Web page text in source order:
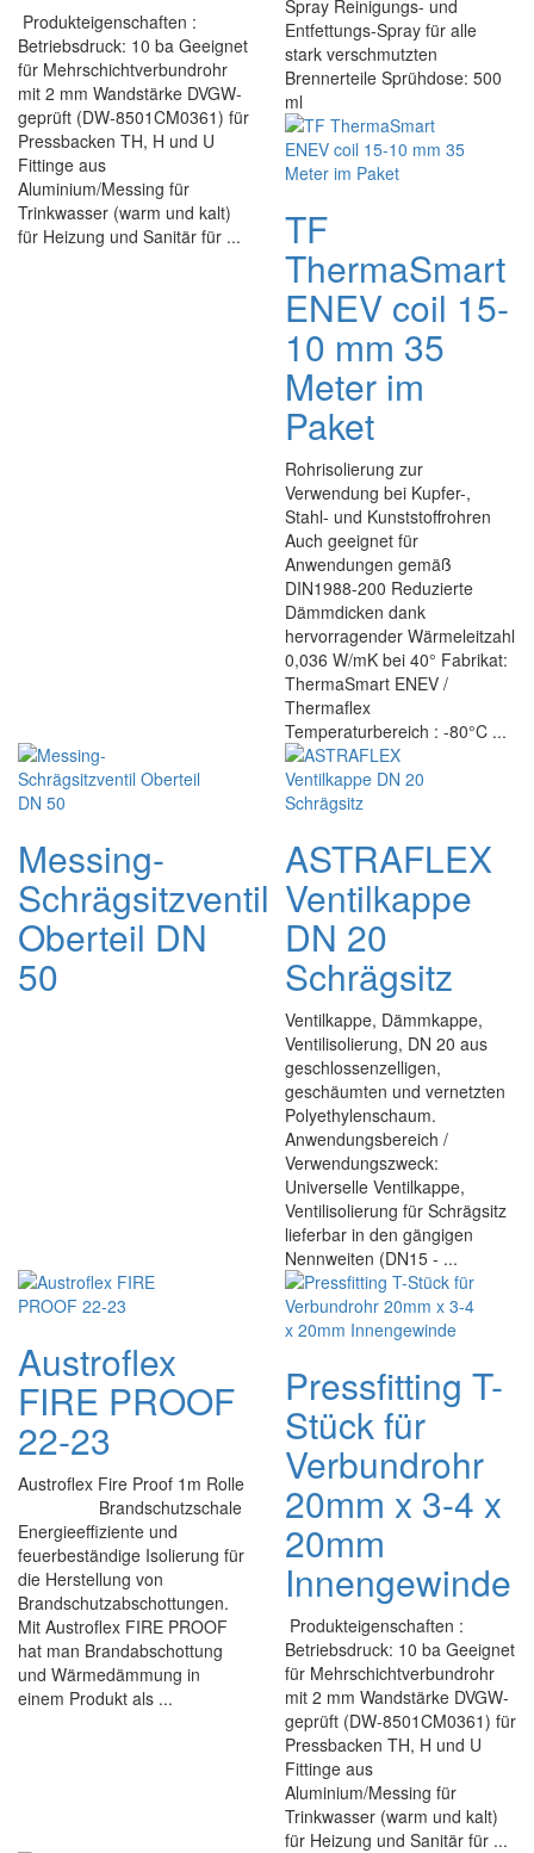
Produkteigenschaften :
Betriebsdruck: 10 ba Geeignet
für Mehrschichtverbundrohr
mit 2 mm Wandstärke DVGW-
geprüft (DW-8501CM0361) für
Pressbacken TH, H und U
Fittinge aus
Aluminium/Messing für
Trinkwasser (warm und kalt)
für Heizung und Sanitär für ...
Spray Reinigungs- und
Entfettungs-Spray für alle
stark verschmutzten
Brennerteile Sprühdose: 500
ml
TF
ThermaSmart
ENEV coil 15-
10 mm 35
Meter im
Paket
Rohrisolierung zur
Verwendung bei Kupfer-,
Stahl- und Kunststoffrohren
Auch geeignet für
Anwendungen gemäß
DIN1988-200 Reduzierte
Dämmdicken dank
hervorragender Wärmeleitzahl
0,036 W/mK bei 40° Fabrikat:
ThermaSmart ENEV /
Thermaflex
Temperaturbereich : -80°C ...
Messing-
Schrägsitzventil
Oberteil DN
50
ASTRAFLEX
Ventilkappe
DN 20
Schrägsitz
Ventilkappe, Dämmkappe,
Ventilisolierung, DN 20 aus
geschlossenzelligen,
geschäumten und vernetzten
Polyethylenschaum.
Anwendungsbereich /
Verwendungszweck:
Universelle Ventilkappe,
Ventilisolierung für Schrägsitz
lieferbar in den gängigen
Nennweiten (DN15 - ...
Austroflex
FIRE PROOF
22-23
Austroflex Fire Proof 1m Rolle
Brandschutzschale
Energieeffiziente und
feuerbeständige Isolierung für
die Herstellung von
Brandschutzabschottungen.
Mit Austroflex FIRE PROOF
hat man Brandabschottung
und Wärmedämmung in
einem Produkt als ...
Pressfitting T-
Stück für
Verbundrohr
20mm x 3-4 x
20mm
Innengewinde
Produkteigenschaften :
Betriebsdruck: 10 ba Geeignet
für Mehrschichtverbundrohr
mit 2 mm Wandstärke DVGW-
geprüft (DW-8501CM0361) für
Pressbacken TH, H und U
Fittinge aus
Aluminium/Messing für
Trinkwasser (warm und kalt)
für Heizung und Sanitär für ...